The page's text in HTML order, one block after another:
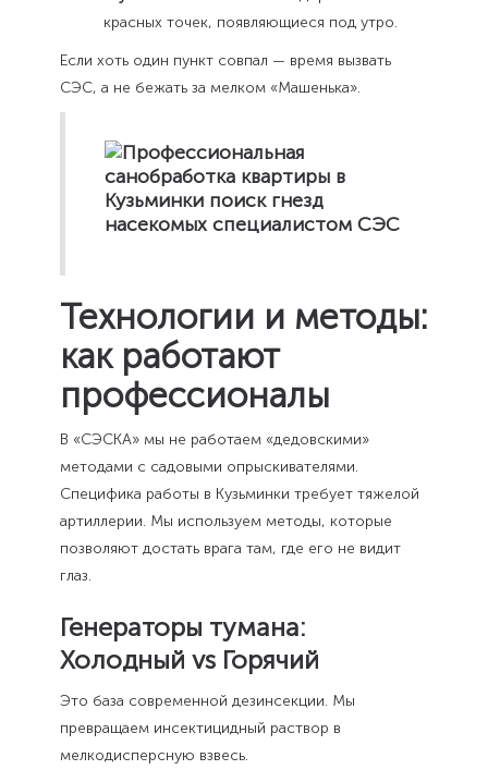
красных точек, появляющиеся под утро.
Если хоть один пункт совпал — время вызвать
СЭС, а не бежать за мелком «Машенька».
Технологии и методы:
как работают
профессионалы
В «СЭСКА» мы не работаем «дедовскими»
методами с садовыми опрыскивателями.
Специфика работы в Кузьминки требует тяжелой
артиллерии. Мы используем методы, которые
позволяют достать врага там, где его не видит
глаз.
Генераторы тумана:
Холодный vs Горячий
Это база современной дезинсекции. Мы
превращаем инсектицидный раствор в
мелкодисперсную взвесь.